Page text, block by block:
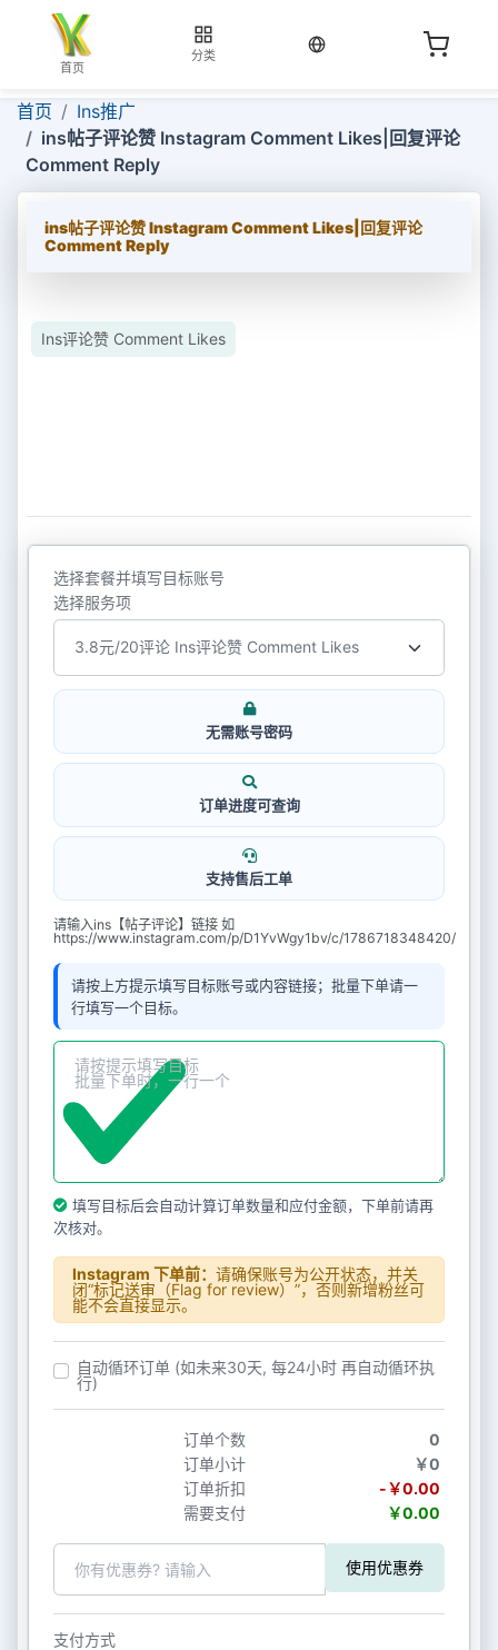
首页
分类
当前语言：中文
首页
Ins推广
ins帖子评论赞 Instagram Comment Likes|回复评论
Comment Reply
ins帖子评论赞 Instagram Comment Likes|回复评论
Comment Reply
Ins评论赞 Comment Likes
选择套餐并填写目标账号
选择服务项
无需账号密码
订单进度可查询
支持售后工单
请输入ins【帖子评论】链接 如
https://www.instagram.com/p/D1YvWgy1bv/c/1786718348420/
请按上方提示填写目标账号或内容链接；批量下单请一
行填写一个目标。
填写目标后会自动计算订单数量和应付金额，下单前请再
次核对。
Instagram 下单前： 请确保账号为公开状态，并关
闭“标记送审（Flag for review）”，否则新增粉丝可
能不会直接显示。
自动循环订单 (如未来30天, 每24小时 再自动循环执
行)
订单个数
0
订单小计
￥0
订单折扣
-￥0.00
需要支付
￥0.00
使用优惠券
支付方式